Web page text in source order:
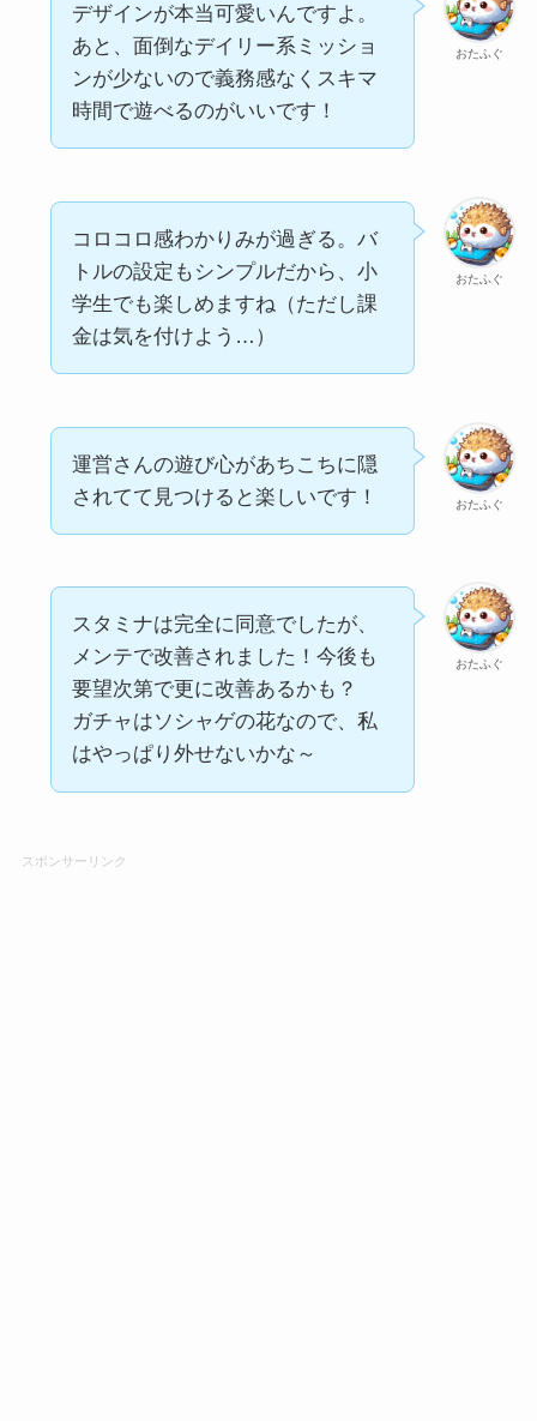
おたふぐ
デザインが本当可愛いんですよ。
あと、面倒なデイリー系ミッショ
ンが少ないので義務感なくスキマ
時間で遊べるのがいいです！
おたふぐ
コロコロ感わかりみが過ぎる。バ
トルの設定もシンプルだから、小
学生でも楽しめますね（ただし課
金は気を付けよう…）
おたふぐ
運営さんの遊び心があちこちに隠
されてて見つけると楽しいです！
おたふぐ
スタミナは完全に同意でしたが、
メンテで改善されました！今後も
要望次第で更に改善あるかも？
ガチャはソシャゲの花なので、私
はやっぱり外せないかな～
スポンサーリンク